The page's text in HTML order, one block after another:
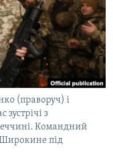
(праворуч) і
з
Командний
Широкине під